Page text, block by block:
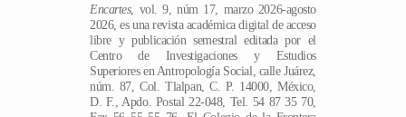
Encartes, vol. 9, núm 17, marzo 2026-agosto
2026, es una revista académica digital de acceso
libre y publicación semestral editada por el
Centro de Investigaciones y Estudios
Superiores en Antropología Social, calle Juárez,
núm. 87, Col. Tlalpan, C. P. 14000, México,
D. F., Apdo. Postal 22-048, Tel. 54 87 35 70,